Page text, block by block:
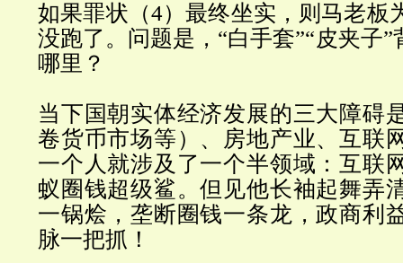
如果罪状（4）最终坐实，则马老板
没跑了。 问题是，“白手套”“皮夹子”
哪里？
当下国朝实体经济发展的三大障碍
卷货币市场等）、房地产业、互联
一个人就涉及了一个半领域：互联
蚁圈钱超级鲨。但见他长袖起舞弄
一锅烩，垄断圈钱一条龙，政商利
脉一把抓！